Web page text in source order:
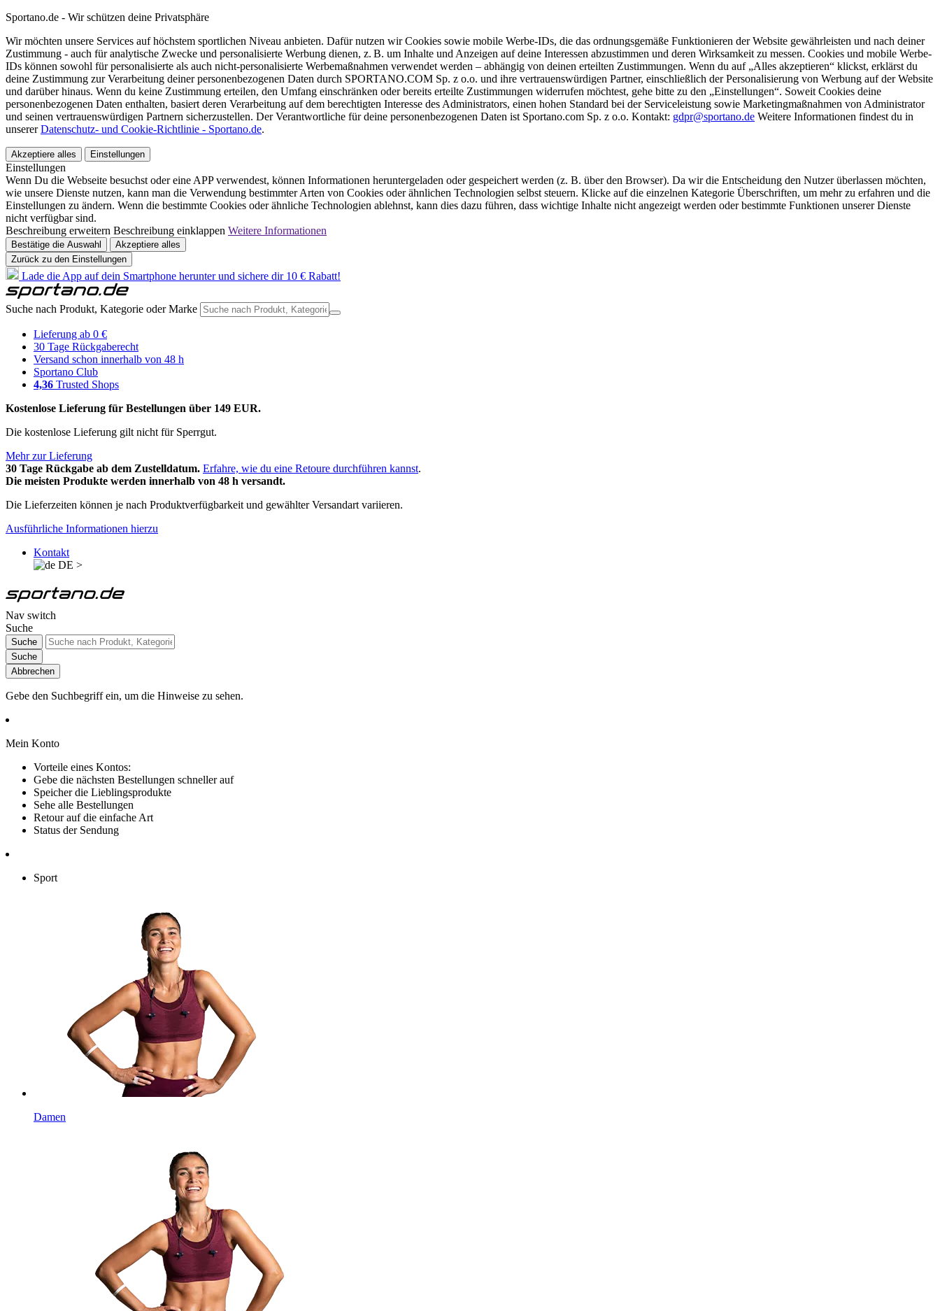
Sportano.de - Wir schützen deine Privatsphäre
Wir möchten unsere Services auf höchstem sportlichen Niveau anbieten. Dafür nutzen wir Cookies sowie mobile Werbe-IDs, die das ordnungsgemäße Funktionieren der Website gewährleisten und nach deiner
Zustimmung - auch für analytische Zwecke und personalisierte Werbung dienen, z. B. um Inhalte und Anzeigen auf deine Interessen abzustimmen und deren Wirksamkeit zu messen. Cookies und mobile Werbe-
IDs können sowohl für personalisierte als auch nicht-personalisierte Werbemaßnahmen verwendet werden – abhängig von deinen erteilten Zustimmungen. Wenn du auf „Alles akzeptieren“ klickst, erklärst du
deine Zustimmung zur Verarbeitung deiner personenbezogenen Daten durch SPORTANO.COM Sp. z o.o. und ihre vertrauenswürdigen Partner, einschließlich der Personalisierung von Werbung auf der Website
und darüber hinaus. Wenn du keine Zustimmung erteilen, den Umfang einschränken oder bereits erteilte Zustimmungen widerrufen möchtest, gehe bitte zu den „Einstellungen“. Soweit Cookies deine
personenbezogenen Daten enthalten, basiert deren Verarbeitung auf dem berechtigten Interesse des Administrators, einen hohen Standard bei der Serviceleistung sowie Marketingmaßnahmen von Administrator
und seinen vertrauenswürdigen Partnern sicherzustellen. Der Verantwortliche für deine personenbezogenen Daten ist Sportano.com Sp. z o.o. Kontakt: gdpr@sportano.de Weitere Informationen findest du in
unsererDatenschutz- und Cookie-Richtlinie - Sportano.de.
Akzeptiere alles Einstellungen
Einstellungen
Wenn Du die Webseite besuchst oder eine APP verwendest, können Informationen heruntergeladen oder gespeichert werden (z. B. über den Browser). Da wir die Entscheidung den Nutzer überlassen möchten,
wie unsere Dienste nutzen, kann man die Verwendung bestimmter Arten von Cookies oder ähnlichen Technologien selbst steuern. Klicke auf die einzelnen Kategorie Überschriften, um mehr zu erfahren und die
Einstellungen zu ändern. Wenn die bestimmte Cookies oder ähnliche Technologien ablehnst, kann dies dazu führen, dass wichtige Inhalte nicht angezeigt werden oder bestimmte Funktionen unserer Dienste
nicht verfügbar sind.
Beschreibung erweitern Beschreibung einklappen Weitere Informationen
Bestätige die Auswahl
Akzeptiere alles
Zurück zu den Einstellungen
Lade die App auf dein Smartphone herunter und sichere dir 10 € Rabatt!
Suche nach Produkt, Kategorie oder Marke
Lieferung ab 0 €
30 Tage Rückgaberecht
Versand schon innerhalb von 48 h
Sportano Club
4,36 Trusted Shops
Kostenlose Lieferung für Bestellungen über 149 EUR.
Die kostenlose Lieferung gilt nicht für Sperrgut.
Mehr zur Lieferung
30 Tage Rückgabe ab dem Zustelldatum. Erfahre, wie du eine Retoure durchführen kannst.
Die meisten Produkte werden innerhalb von 48 h versandt.
Die Lieferzeiten können je nach Produktverfügbarkeit und gewählter Versandart variieren.
Ausführliche Informationen hierzu
Kontakt
DE >
Nav switch
Suche
Suche
Suche
Abbrechen
Gebe den Suchbegriff ein, um die Hinweise zu sehen.
Mein Konto
Vorteile eines Kontos:
Gebe die nächsten Bestellungen schneller auf
Speicher die Lieblingsprodukte
Sehe alle Bestellungen
Retour auf die einfache Art
Status der Sendung
Sport
Damen